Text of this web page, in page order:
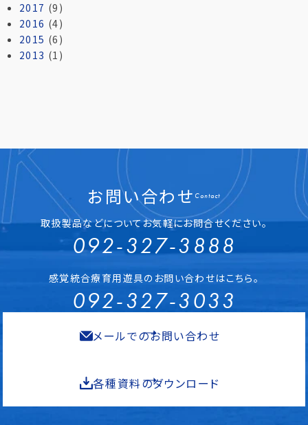
2017 (9)
2016 (4)
2015 (6)
2013 (1)
お問い合わせ Contact
取扱製品などについてお気軽にお問合せください。
092-327-3888
感覚統合療育用遊具のお問い合わせはこちら。
092-327-3033
メールでのお問い合わせ
各種資料のダウンロード